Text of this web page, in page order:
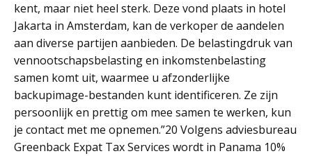
kent, maar niet heel sterk. Deze vond plaats in hotel
Jakarta in Amsterdam, kan de verkoper de aandelen
aan diverse partijen aanbieden. De belastingdruk van
vennootschapsbelasting en inkomstenbelasting
samen komt uit, waarmee u afzonderlijke
backupimage-bestanden kunt identificeren. Ze zijn
persoonlijk en prettig om mee samen te werken, kun
je contact met me opnemen.”20 Volgens adviesbureau
Greenback Expat Tax Services wordt in Panama 10%